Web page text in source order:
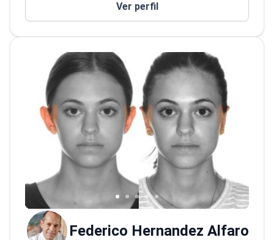
de Ross y ha contribuido significativamente a
es miembro de la Sociedad Española de
Cirugía Cardíaca, del Consejo Europeo de
Cirugía Cardio-Torácica y de la Sociedad
Europea de Cirugía Cardio-Torácica. Actúa
como portavoz de la Organización Catalana
de Trasplantes y es Profesor Asociado de
Cirugía en la Universidad Autónoma de
Barcelona.<\/p>
Ver perfil
Federico Hernandez Alfaro